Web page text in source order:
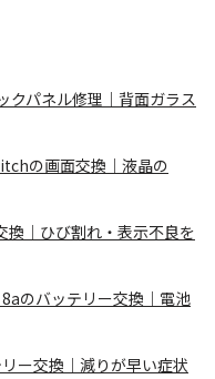
パネル修理｜背面ガラス
の画面交換｜液晶の
換｜ひび割れ・表示不良を
のバッテリー交換｜電池
ー交換｜減りが早い症状